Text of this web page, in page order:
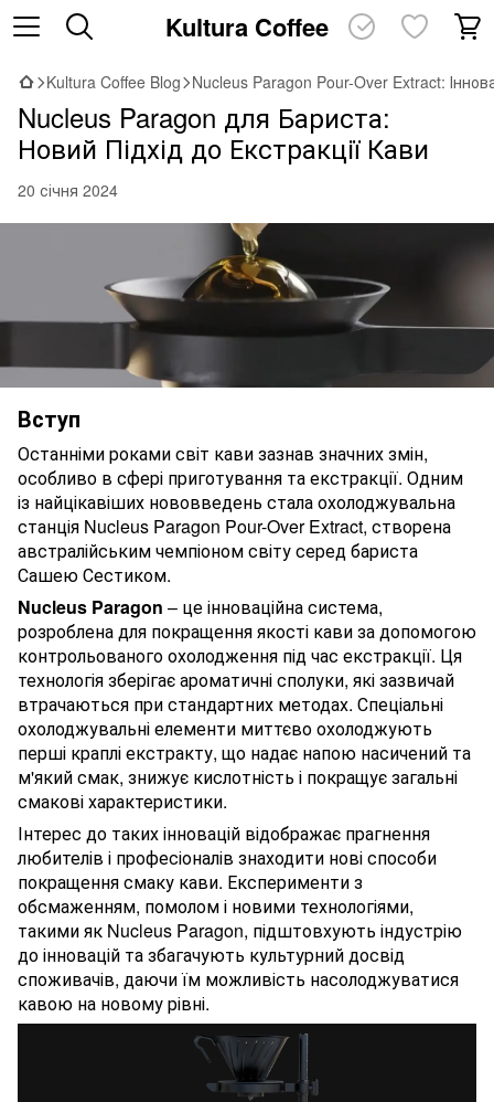
Kultura Coffee
Kultura Coffee Blog Nucleus Paragon Pour-Over Extract:
Nucleus Paragon для Бариста:
Новий Підхід до Екстракції Кави
20 січня 2024
Вступ
Останніми роками світ кави зазнав значних змін,
особливо в сфері приготування та екстракції. Одним
із найцікавіших нововведень стала охолоджувальна
станція Nucleus Paragon Pour-Over Extract, створена
австралійським чемпіоном світу серед бариста
Сашею Сестиком.
Nucleus Paragon – це інноваційна система,
розроблена для покращення якості кави за допомогою
контрольованого охолодження під час екстракції. Ця
технологія зберігає ароматичні сполуки, які зазвичай
втрачаються при стандартних методах. Спеціальні
охолоджувальні елементи миттєво охолоджують
перші краплі екстракту, що надає напою насичений та
м'який смак, знижує кислотність і покращує загальні
смакові характеристики.
Інтерес до таких інновацій відображає прагнення
любителів і професіоналів знаходити нові способи
покращення смаку кави. Експерименти з
обсмаженням, помолом і новими технологіями,
такими як Nucleus Paragon, підштовхують індустрію
до інновацій та збагачують культурний досвід
споживачів, даючи їм можливість насолоджуватися
кавою на новому рівні.